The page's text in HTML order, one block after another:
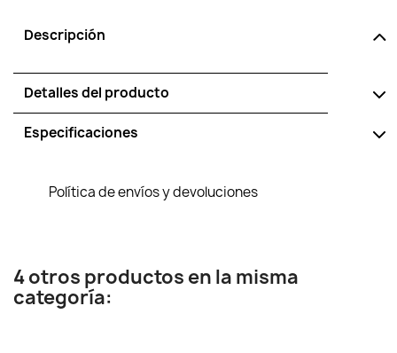
Descripción
Detalles del producto
Especificaciones
Política de envíos y devoluciones
4 otros productos en la misma
categoría: